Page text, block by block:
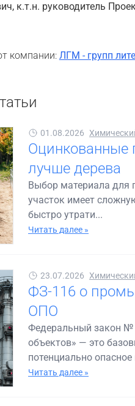
к.т.н. руководитель
компании: ЛГМ - групп
01.08.2026
Оцинкованные
лучше дерева
Выбор материала для
участок имеет
быстро утрати...
Читать далее »
23.07.2026
ФЗ-116 о
ОПО
Федеральный закон №
объектов» — это
потенциально опасное
Читать далее »